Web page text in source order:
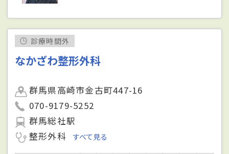
診療時間外
なかざわ整形外科
群馬県高崎市金古町447-16
070-9179-5252
群馬総社駅
整形外科
すべて見る